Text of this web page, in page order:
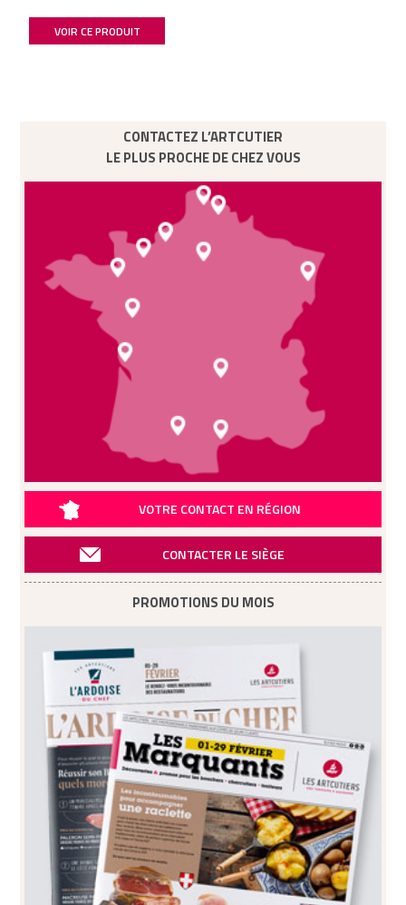
VOIR CE PRODUIT
CONTACTEZ L’ARTCUTIER
LE PLUS PROCHE DE CHEZ VOUS
VOTRE CONTACT EN RÉGION
CONTACTER LE SIÈGE
PROMOTIONS DU MOIS